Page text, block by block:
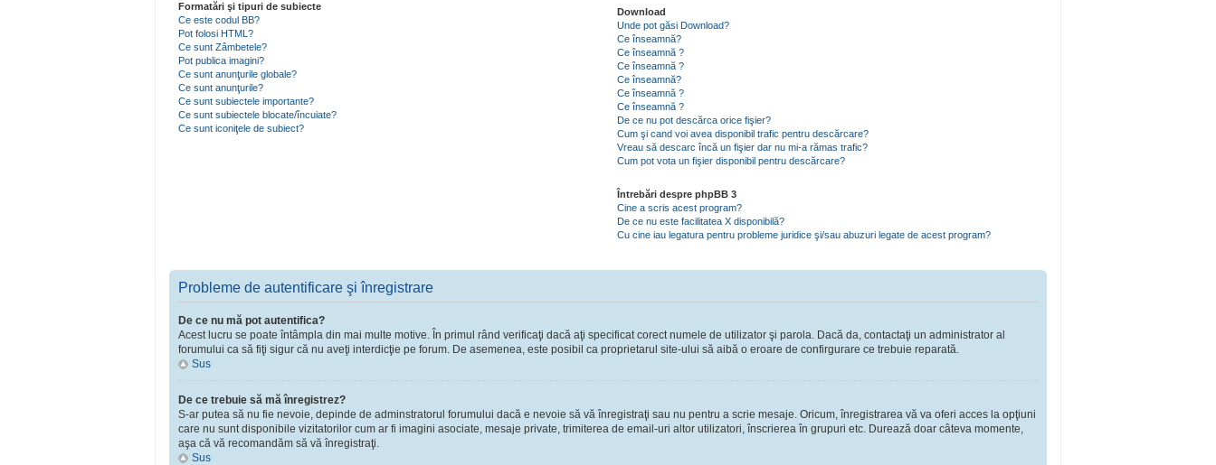
Formatări şi tipuri de subiecte
Ce este codul BB?
Pot folosi HTML?
Ce sunt Zâmbetele?
Pot publica imagini?
Ce sunt anunţurile globale?
Ce sunt anunţurile?
Ce sunt subiectele importante?
Ce sunt subiectele blocate/încuiate?
Ce sunt iconiţele de subiect?
Download
Unde pot găsi Download?
Ce înseamnă?
Ce înseamnă ?
Ce înseamnă ?
Ce înseamnă?
Ce înseamnă ?
Ce înseamnă ?
De ce nu pot descărca orice fişier?
Cum şi cand voi avea disponibil trafic pentru descărcare?
Vreau să descarc încă un fişier dar nu mi-a rămas trafic?
Cum pot vota un fişier disponibil pentru descărcare?
Întrebări despre phpBB 3
Cine a scris acest program?
De ce nu este facilitatea X disponibilă?
Cu cine iau legatura pentru probleme juridice şi/sau abuzuri legate de acest program?
Probleme de autentificare şi înregistrare
De ce nu mă pot autentifica?
Acest lucru se poate întâmpla din mai multe motive. În primul rând verificaţi dacă aţi specificat corect numele de utilizator şi parola. Dacă da, contactaţi un administrator al
forumului ca să fiţi sigur că nu aveţi interdicţie pe forum. De asemenea, este posibil ca proprietarul site-ului să aibă o eroare de confirgurare ce trebuie reparată.
Sus
De ce trebuie să mă înregistrez?
S-ar putea să nu fie nevoie, depinde de adminstratorul forumului dacă e nevoie să vă înregistraţi sau nu pentru a scrie mesaje. Oricum, înregistrarea vă va oferi acces la opţiuni
care nu sunt disponibile vizitatorilor cum ar fi imagini asociate, mesaje private, trimiterea de email-uri altor utilizatori, înscrierea în grupuri etc. Durează doar câteva momente,
aşa că vă recomandăm să vă înregistraţi.
Sus